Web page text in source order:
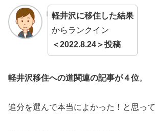
軽井沢に移住した結果
からランクイン
＜2022.8.24＞投稿
軽井沢移住への道関連の記事が４位。
追分を選んで本当によかった！と思って